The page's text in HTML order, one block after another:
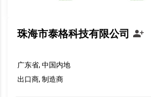
珠海市泰格科技有限公司
广东省, 中国内地
出口商, 制造商